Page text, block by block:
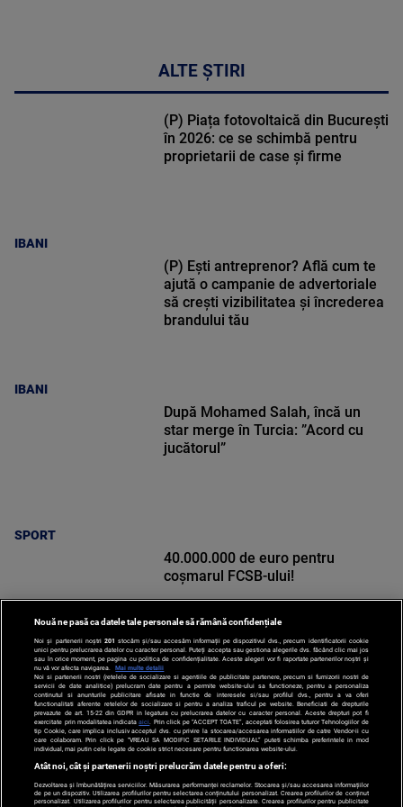
ALTE ȘTIRI
IBANI
(P) Piața fotovoltaică din București
în 2026: ce se schimbă pentru
proprietarii de case și firme
IBANI
(P) Ești antreprenor? Află cum te
ajută o campanie de advertoriale
să crești vizibilitatea și încrederea
brandului tău
SPORT
După Mohamed Salah, încă un
star merge în Turcia: ”Acord cu
jucătorul”
SPORT
40.000.000 de euro pentru
coșmarul FCSB-ului!
Nouă ne pasă ca datele tale personale să rămână confidențiale
Noi și partenerii noștri 201 stocăm și/sau accesăm informații pe dispozitivul dvs., precum identificatorii cookie
unici pentru prelucrarea datelor cu caracter personal. Puteți accepta sau gestiona alegerile dvs. făcând clic mai jos
sau în orice moment, pe pagina cu politica de confidențialitate. Aceste alegeri vor fi raportate partenerilor noștri și
nu vă vor afecta navigarea.
Mai multe detalii
Noi si partenerii nostri (retelele de socializare si agentiile de publicitate partenere, precum si furnizorii nostri de
servicii de date analitice) prelucram date pentru a permite website-ului sa functioneze, pentru a personaliza
continutul si anunturile publicitare afisate in functie de interesele si/sau profilul dvs., pentru a va oferi
functionalitati aferente retelelor de socializare si pentru a analiza traficul pe website. Beneficiati de drepturile
prevazute de art. 15-22 din GDPR in legatura cu prelucrarea datelor cu caracter personal. Aceste drepturi pot fi
exercitate prin modalitatea indicataaici . Prin click pe “ACCEPT TOATE”, acceptati folosirea tuturor Tehnologiilor de
tip Cookie, care implica inclusiv acceptul dvs. cu privire la stocarea/accesarea informatiilor de catre Vendor-ii cu
care colaboram. Prin click pe “VREAU SA MODIFIC SETARILE INDIVIDUAL” puteti schimba preferintele in mod
individual, mai putin cele legate de cookie strict necesare pentru functionarea website-ului.
Atât noi, cât și partenerii noștri prelucrăm datele pentru a oferi:
Dezvoltarea și îmbunătățirea serviciilor. Măsurarea performanței reclamelor. Stocarea și/sau accesarea informațiilor
de pe un dispozitiv. Utilizarea profilurilor pentru selectarea conținutului personalizat. Crearea profilurilor de conținut
personalizat. Utilizarea profilurilor pentru selectarea publicității personalizate. Crearea profilurilor pentru publicitate